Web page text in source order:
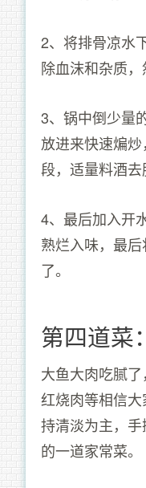
2、将排骨凉水
除血沫和杂质，
3、锅中倒少量
放进来快速煸
段，适量料酒去
4、最后加入开
熟烂入味，最
了。
第四道菜
大鱼大肉吃腻
红烧肉等相信
持清淡为主，
的一道家常菜。